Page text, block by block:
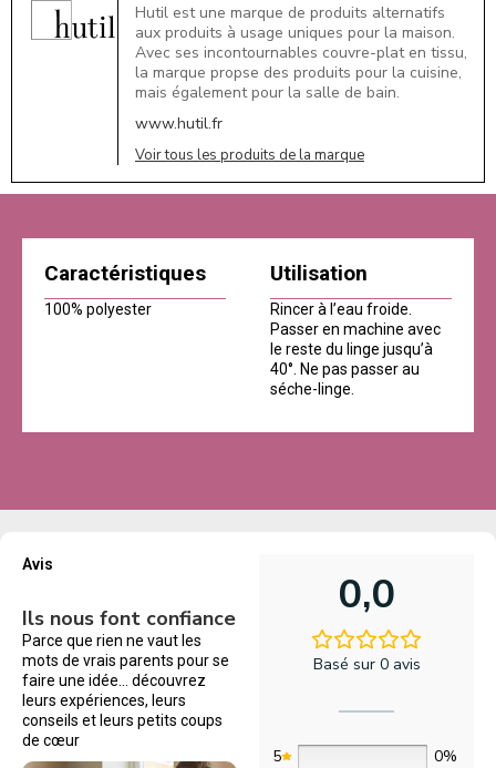
Hutil est une marque de produits alternatifs
aux produits à usage uniques pour la maison.
Avec ses incontournables couvre-plat en tissu,
la marque propse des produits pour la cuisine,
mais également pour la salle de bain.
www.hutil.fr
Voir tous les produits de la marque
Caractéristiques
100% polyester
Utilisation
Rincer à l’eau froide.
Passer en machine avec
le reste du linge jusqu’à
40°. Ne pas passer au
séche-linge.
Avis
Ils nous font confiance
Parce que rien ne vaut les
mots de vrais parents pour se
faire une idée… découvrez
leurs expériences, leurs
conseils et leurs petits coups
de cœur
0,0
Basé sur 0 avis
5
0%